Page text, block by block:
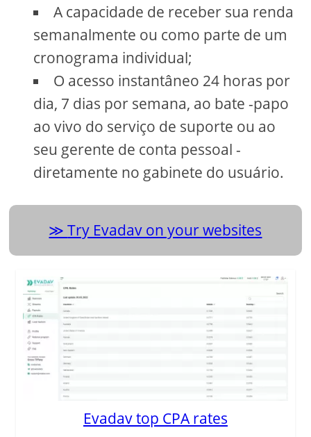
A capacidade de receber sua renda
semanalmente ou como parte de um
cronograma individual;
O acesso instantâneo 24 horas por
dia, 7 dias por semana, ao bate -papo
ao vivo do serviço de suporte ou ao
seu gerente de conta pessoal -
diretamente no gabinete do usuário.
Try Evadav on your websites
Evadav top CPA rates